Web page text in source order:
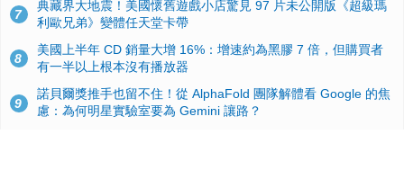
7
典藏界大地震！美國懷舊遊戲小店驚見 97 片未公開版《超級瑪
利歐兄弟》變體任天堂卡帶
8
美國上半年 CD 銷量大增 16%：增速約為黑膠 7 倍，但購買者
有一半以上根本沒有播放器
9
諾貝爾獎推手也留不住！從 AlphaFold 團隊解體看 Google 的焦
慮：為何明星實驗室要為 Gemini 讓路？